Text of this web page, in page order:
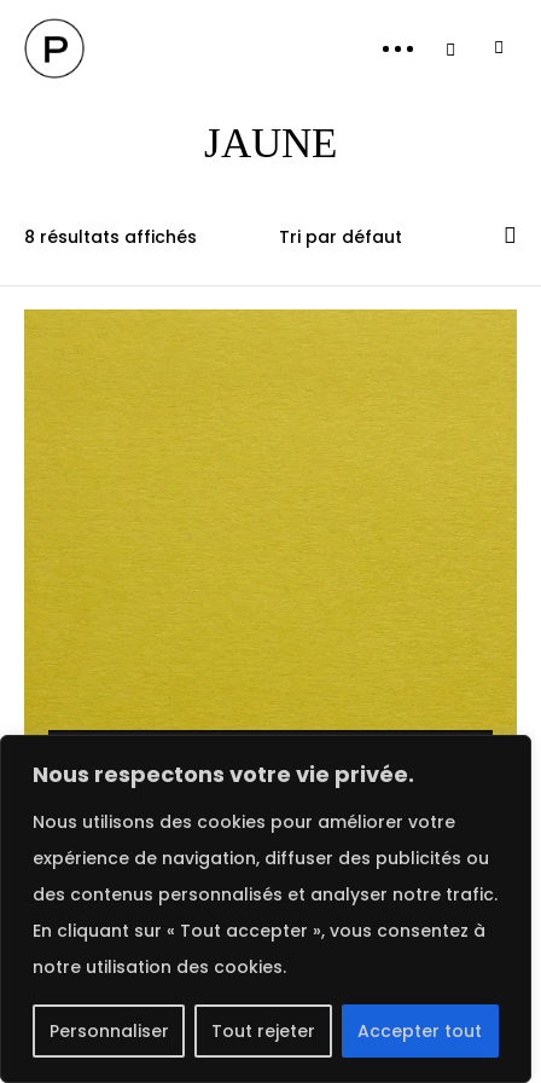
Nous respectons votre vie privée.
Nous utilisons des cookies pour améliorer votre
expérience de navigation, diffuser des publicités ou
des contenus personnalisés et analyser notre trafic.
En cliquant sur « Tout accepter », vous consentez à
notre utilisation des cookies.
Personnaliser Tout rejeter Accepter tout
JAUNE
8 résultats affichés
Chartreuse | Colorplan